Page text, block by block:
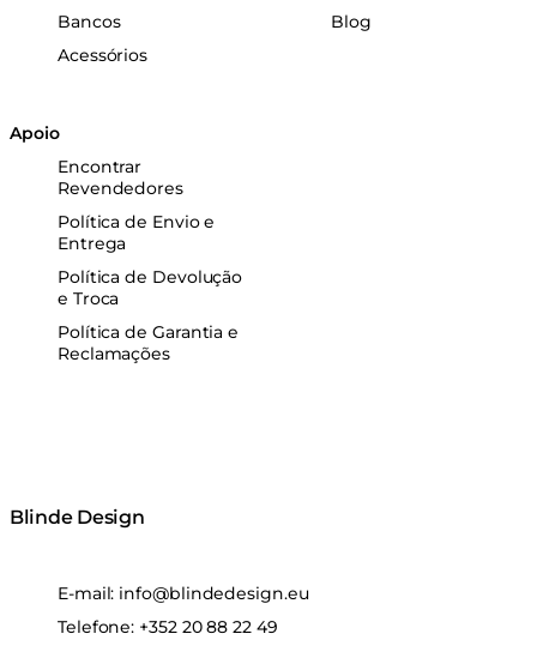
Bancos
Acessórios
Blog
Apoio
Encontrar
Revendedores
Política de Envio e
Entrega
Política de Devolução
e Troca
Política de Garantia e
Reclamações
Blinde Design
E-mail: info@blindedesign.eu
Telefone: +352 20 88 22 49